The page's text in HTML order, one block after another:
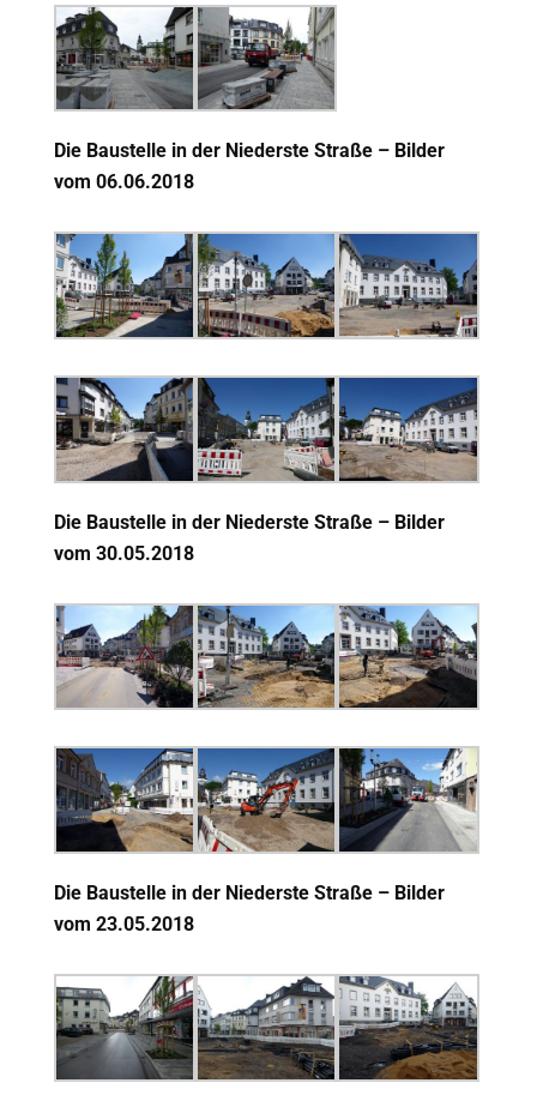
Die Baustelle in der Niederste Straße – Bilder
vom 06.06.2018
Die Baustelle in der Niederste Straße – Bilder
vom 30.05.2018
Die Baustelle in der Niederste Straße – Bilder
vom 23.05.2018